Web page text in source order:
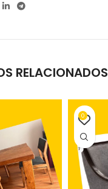
RELACIONADOS
0